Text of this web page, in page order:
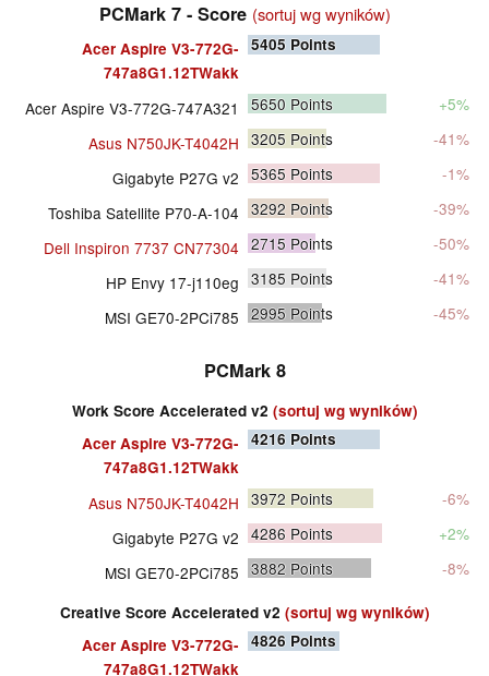
PCMark 7 - Score (sortuj wg wyników)
Acer Aspire V3-772G-
747a8G1.12TWakk
5405 Points
Acer Aspire V3-772G-747A321 5650 Points
+5%
Asus N750JK-T4042H 3205 Points
-41%
Gigabyte P27G v2 5365 Points
-1%
Toshiba Satellite P70-A-104 3292 Points
-39%
Dell Inspiron 7737 CN77304 2715 Points
-50%
HP Envy 17-j110eg 3185 Points
-41%
MSI GE70-2PCi785 2995 Points -45%
PCMark 8
Work Score Accelerated v2 (sortuj wg wyników)
Acer Aspire V3-772G-
747a8G1.12TWakk
4216 Points
Asus N750JK-T4042H 3972 Points
-6%
Gigabyte P27G v2 4286 Points
+2%
MSI GE70-2PCi785 3882 Points -8%
Creative Score Accelerated v2 (sortuj wg wyników)
Acer Aspire V3-772G-
747a8G1.12TWakk
4826 Points